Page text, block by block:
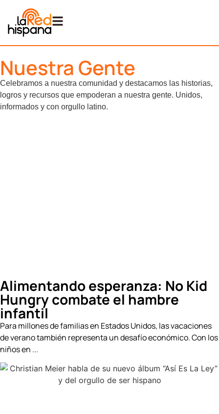
Nuestra Gente
Celebramos a nuestra comunidad y destacamos las historias,
logros y recursos que empoderan a nuestra gente. Unidos,
informados y con orgullo latino.
Alimentando esperanza: No Kid
Hungry combate el hambre
infantil
Para millones de familias en Estados Unidos, las vacaciones
de verano también representa un desafío económico. Con los
niños en ...